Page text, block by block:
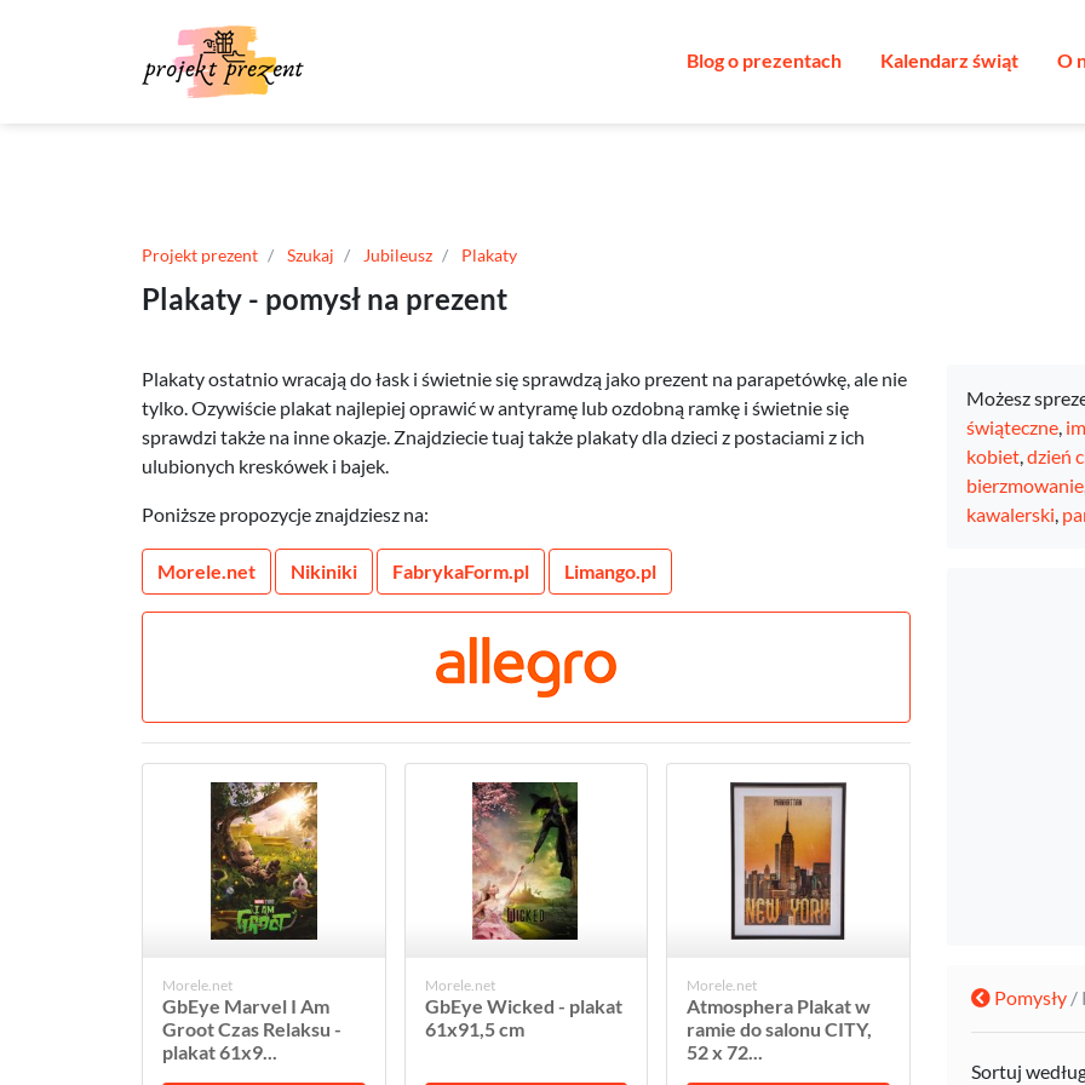
Blog o prezentach Kalendarz świąt O
Projekt prezent Szukaj Jubileusz Plakaty
Plakaty - pomysł na prezent
Plakaty ostatnio wracają do łask i świetnie się sprawdzą jako prezent na parapetówkę, ale nie
tylko. Ozywiście plakat najlepiej oprawić w antyramę lub ozdobną ramkę i świetnie się
sprawdzi także na inne okazje. Znajdziecie tuaj także plakaty dla dzieci z postaciami z ich
ulubionych kreskówek i bajek.
Poniższe propozycje znajdziesz na:
Morele.net Nikiniki FabrykaForm.pl Limango.pl
Morele.net
GbEye Marvel I Am
Groot Czas Relaksu -
plakat 61x9...
Morele.net
GbEye Wicked - plakat
61x91,5 cm
Morele.net
Atmosphera Plakat w
ramie do salonu CITY,
52 x 72...
Możesz
świąteczne,
kobiet,dzień
bierzmowanie
kawalerski,
Pomysły /
Sortuj